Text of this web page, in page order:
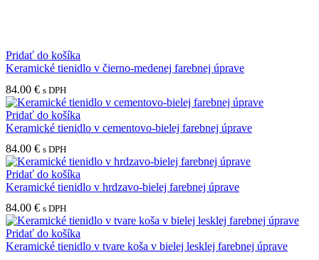
Pridať do košíka
Keramické tienidlo v čierno-medenej farebnej úprave
84.00 € s DPH
Pridať do košíka
Keramické tienidlo v cementovo-bielej farebnej úprave
84.00 € s DPH
Pridať do košíka
Keramické tienidlo v hrdzavo-bielej farebnej úprave
84.00 € s DPH
Pridať do košíka
Keramické tienidlo v tvare koša v bielej lesklej farebnej úprave